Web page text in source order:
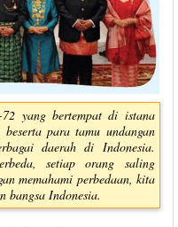
72 yang bertempat di istana
para tamu undangan
daerah di Indonesia.
setiap orang saling
memahami perbedaan, kita
bangsa Indonesia.